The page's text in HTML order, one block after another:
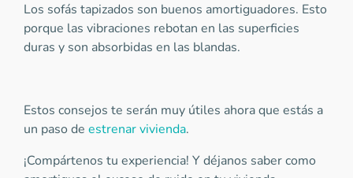
Los sofás tapizados son buenos amortiguadores. Esto
porque las vibraciones rebotan en las superficies
duras y son absorbidas en las blandas.
Estos consejos te serán muy útiles ahora que estás a
un paso de estrenar vivienda.
¡Compártenos tu experiencia! Y déjanos saber como